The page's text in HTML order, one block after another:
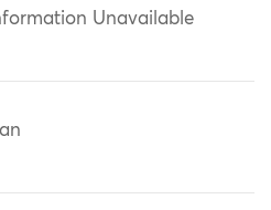
Unavailable